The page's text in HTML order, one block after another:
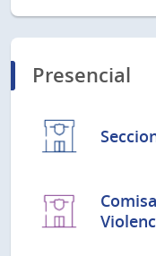
Presencial